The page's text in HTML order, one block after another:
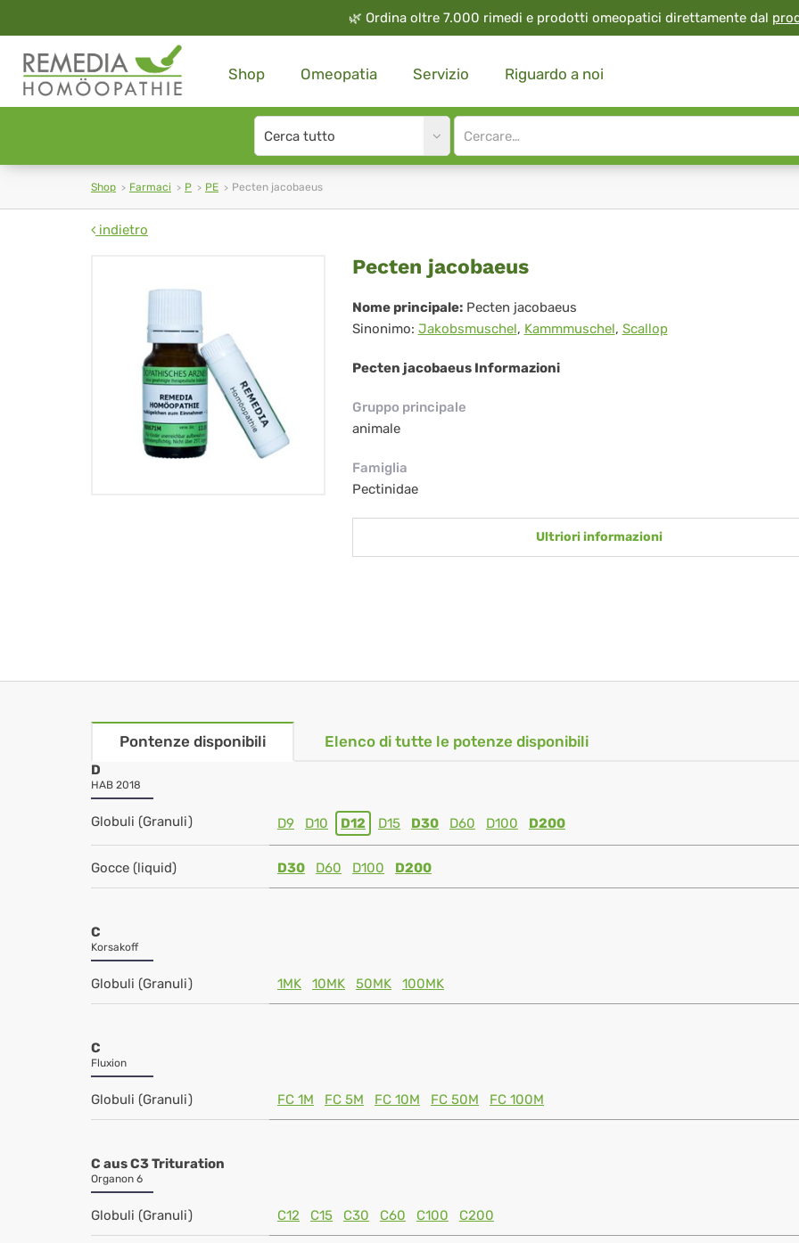
🌿 Ordina oltre 7.000 rimedi e prodotti omeopatici direttamente dal
Shop Omeopatia Servizio Riguardo a noi
Search
type
Site
search
Shop Farmaci P PE Pecten jacobaeus
indietro
Pecten
jacobaeus
Pecten jacobaeus
Nome principale: Pecten jacobaeus
Sinonimo: Jakobsmuschel, Kammmuschel, Scallop
Pecten jacobaeus Informazioni
Gruppo principale
animale
Famiglia
Pectinidae
Ultriori informazioni
Pontenze disponibili Elenco di tutte le potenze disponibili
D
HAB 2018
Globuli (Granuli) D9 D10 D12 D15 D30 D60 D100 D200
Gocce (liquid) D30 D60 D100 D200
C
Korsakoff
Globuli (Granuli) 1MK 10MK 50MK 100MK
C
Fluxion
Globuli (Granuli) FC 1M FC 5M FC 10M FC 50M FC 100M
C aus C3 Trituration
Organon 6
Globuli (Granuli) C12 C15 C30 C60 C100 C200